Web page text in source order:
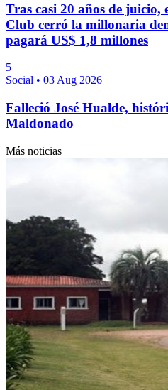
Tras casi 20 años de
Club cerró la millonaria
pagará US$ 1,8 millones
5
Social • 03 Aug 2026
Falleció José Hualde,
Maldonado
Más noticias